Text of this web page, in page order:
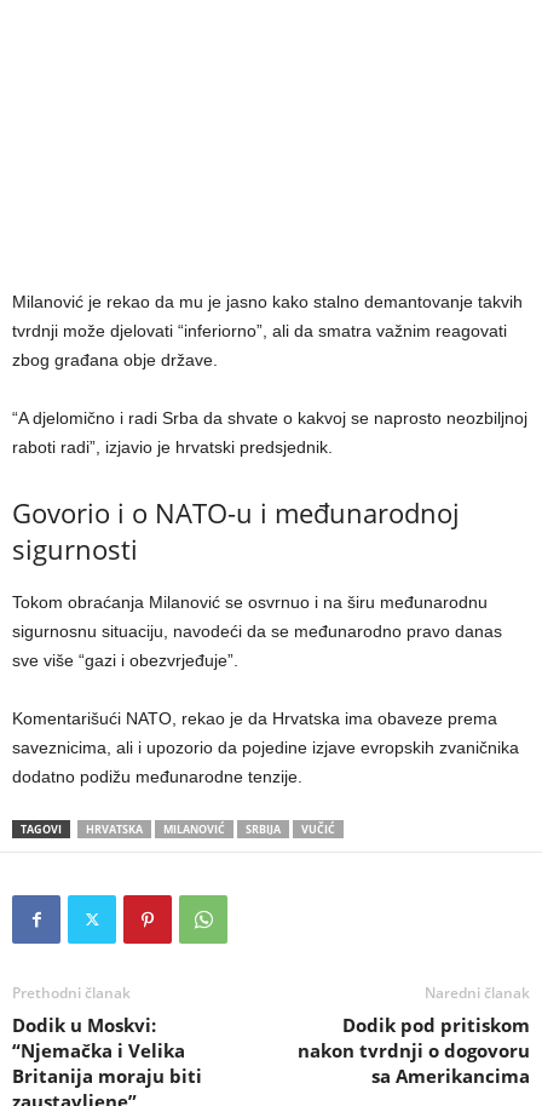
Milanović je rekao da mu je jasno kako stalno demantovanje takvih
tvrdnji može djelovati “inferiorno”, ali da smatra važnim reagovati
zbog građana obje države.
“A djelomično i radi Srba da shvate o kakvoj se naprosto neozbiljnoj
raboti radi”, izjavio je hrvatski predsjednik.
Govorio i o NATO-u i međunarodnoj
sigurnosti
Tokom obraćanja Milanović se osvrnuo i na širu međunarodnu
sigurnosnu situaciju, navodeći da se međunarodno pravo danas
sve više “gazi i obezvrjeđuje”.
Komentarišući NATO, rekao je da Hrvatska ima obaveze prema
saveznicima, ali i upozorio da pojedine izjave evropskih zvaničnika
dodatno podižu međunarodne tenzije.
TAGOVI HRVATSKA MILANOVIĆ SRBIJA VUČIĆ
Prethodni članak
Dodik u Moskvi:
“Njemačka i Velika
Britanija moraju biti
zaustavljene”
Naredni članak
Dodik pod pritiskom
nakon tvrdnji o dogovoru
sa Amerikancima